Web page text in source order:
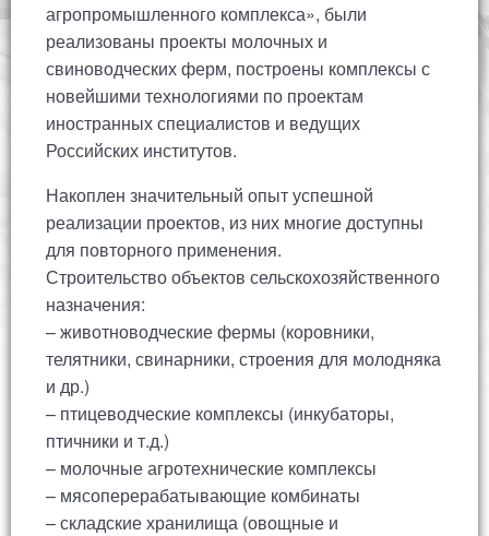
агропромышленного комплекса», были
реализованы проекты молочных и
свиноводческих ферм, построены комплексы с
новейшими технологиями по проектам
иностранных специалистов и ведущих
Российских институтов.
Накоплен значительный опыт успешной
реализации проектов, из них многие доступны
для повторного применения.
Строительство объектов сельскохозяйственного
назначения:
– животноводческие фермы (коровники,
телятники, свинарники, строения для молодняка
и др.)
– птицеводческие комплексы (инкубаторы,
птичники и т.д.)
– молочные агротехнические комплексы
– мясоперерабатывающие комбинаты
– складские хранилища (овощные и